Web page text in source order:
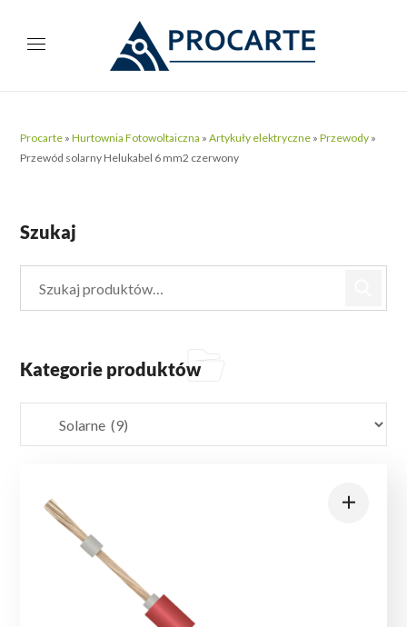
Procarte »Hurtownia Fotowoltaiczna »Artykuły elektryczne »Przewody »
Przewód solarny Helukabel 6 mm2 czerwony
Szukaj
Kategorie produktów